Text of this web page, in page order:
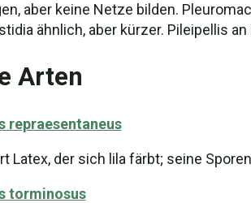
aber keine Netze bilden.
ähnlich, aber kürzer. Pileipellis
Arten
repraesentaneus
Latex, der sich lila färbt; seine
torminosus